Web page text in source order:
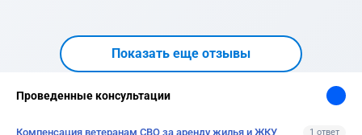
Показать еще отзывы
Проведенные консультации
Компенсация ветеранам СВО за аренду жилья и ЖКУ 1 ответ